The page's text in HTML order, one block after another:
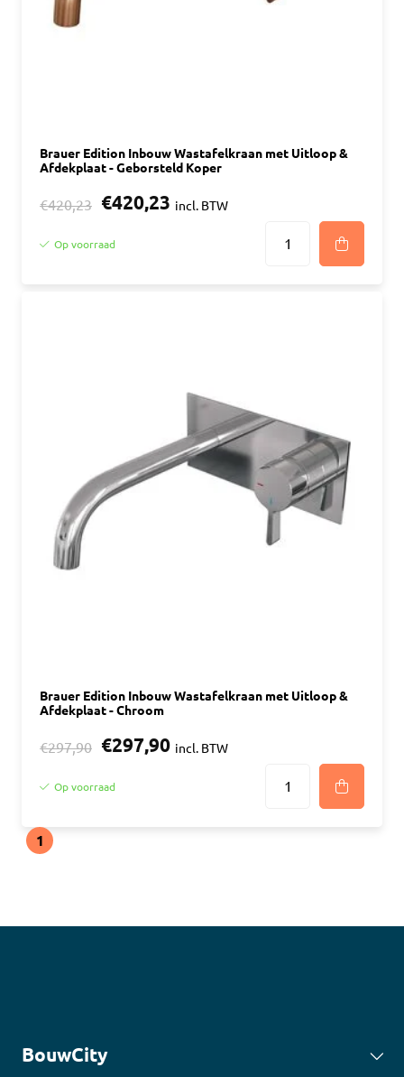
Brauer Edition Inbouw Wastafelkraan met Uitloop &
Afdekplaat - Geborsteld Koper
€420,23 €420,23 incl. BTW
Op voorraad
Brauer Edition Inbouw Wastafelkraan met Uitloop &
Afdekplaat - Chroom
€297,90 €297,90 incl. BTW
Op voorraad
1
BouwCity